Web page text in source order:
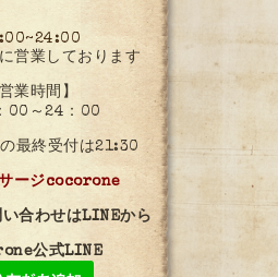
営業しております
営業時間】
00～24：00
の最終受付は21:30
ージcocorone
い合わせはLINEから
公式LINE